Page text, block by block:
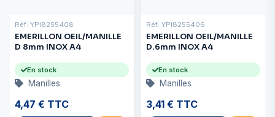
Réf: YPI8255408
EMERILLON OEIL/MANILLE
D 8mm INOX A4
En stock
Manilles
4,47 € TTC
Réf: YPI8255406
EMERILLON OEIL/MANILLE
D.6mm INOX A4
En stock
Manilles
3,41 € TTC